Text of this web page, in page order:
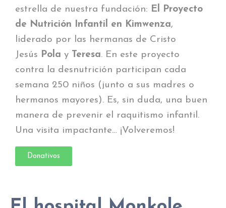
estrella de nuestra fundación: El Proyecto
de Nutrición Infantil en Kimwenza,
liderado por las hermanas de Cristo
Jesús Pola y Teresa. En este proyecto
contra la desnutrición participan cada
semana 250 niños (junto a sus madres o
hermanos mayores). Es, sin duda, una buen
manera de prevenir el raquitismo infantil.
Una visita impactante… ¡Volveremos!
Donativos